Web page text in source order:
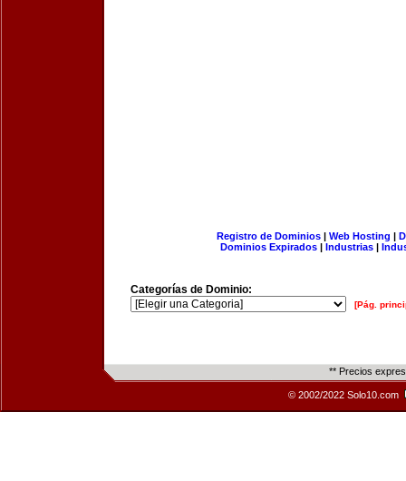
Registro de Dominios| Web Hosting |
Dominios Expirados | Industrias |
Categorías de Dominio:
[Pág.
** Precios
© 2002/2022 Solo10.com